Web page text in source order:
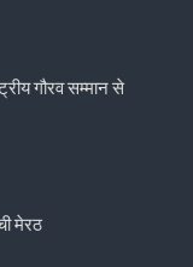
गौरव सम्मान से
मेरठ